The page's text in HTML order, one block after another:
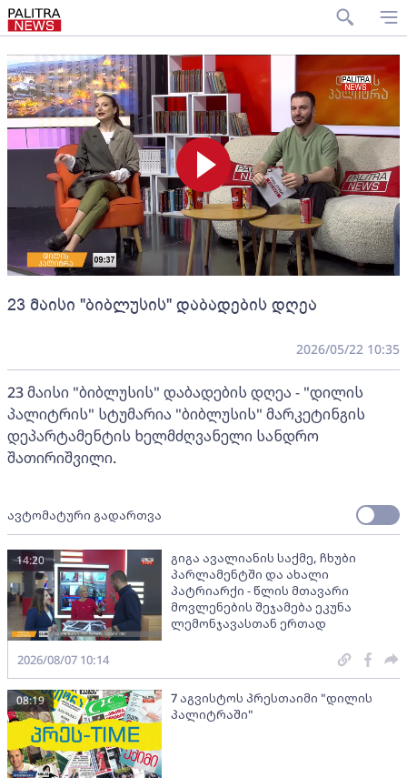
23 მაისი "ბიბლუსის" დაბადების დღეა
2026/05/22 10:35
23 მაისი "ბიბლუსის" დაბადების დღეა - "დილის
პალიტრის" სტუმარია "ბიბლუსის" მარკეტინგის
დეპარტამენტის ხელმძღვანელი სანდრო
შათირიშვილი.
ავტომატური გადართვა
გიგა ავალიანის საქმე, ჩხუბი
პარლამენტში და ახალი
პატრიარქი - წლის მთავარი
მოვლენების შეჯამება ეკუნა
ლემონჯავასთან ერთად
14:20
2026/08/07 10:14
7 აგვისტოს პრესთაიმი "დილის
პალიტრაში"
08:19